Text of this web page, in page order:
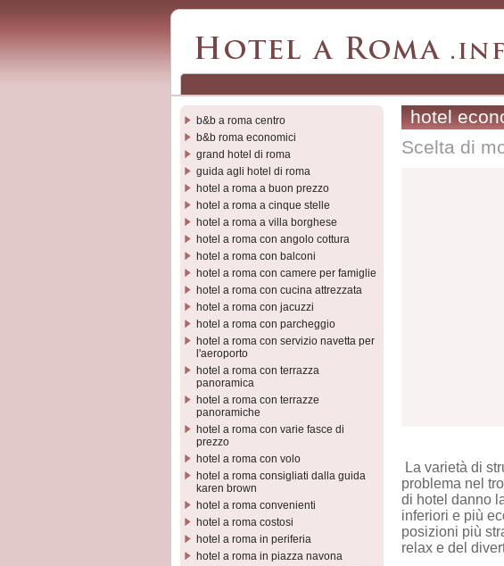
hotel
Scelta di
La varietà di
problema nel
di hotel danno
inferiori e più
posizioni più
relax e del
b&b a roma centro
b&b roma economici
grand hotel di roma
guida agli hotel di roma
hotel a roma a buon prezzo
hotel a roma a cinque stelle
hotel a roma a villa borghese
hotel a roma con angolo cottura
hotel a roma con balconi
hotel a roma con camere per famiglie
hotel a roma con cucina attrezzata
hotel a roma con jacuzzi
hotel a roma con parcheggio
hotel a roma con servizio navetta per
l'aeroporto
hotel a roma con terrazza
panoramica
hotel a roma con terrazze
panoramiche
hotel a roma con varie fasce di
prezzo
hotel a roma con volo
hotel a roma consigliati dalla guida
karen brown
hotel a roma convenienti
hotel a roma costosi
hotel a roma in periferia
hotel a roma in piazza navona